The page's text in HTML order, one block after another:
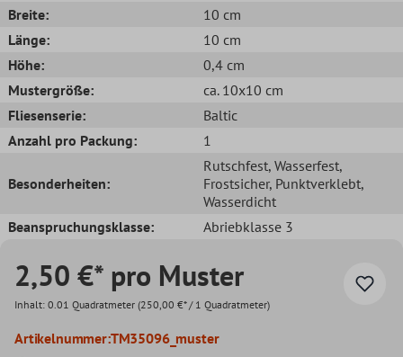
Breite:
10 cm
Länge:
10 cm
Höhe:
0,4 cm
Mustergröße:
ca. 10x10 cm
Fliesenserie:
Baltic
Anzahl pro Packung:
1
Besonderheiten:
Rutschfest, Wasserfest,
Frostsicher, Punktverklebt,
Wasserdicht
Beanspruchungsklasse:
Abriebklasse 3
2,50 €* pro Muster
Inhalt: 0.01 Quadratmeter (250,00 €* / 1 Quadratmeter)
Artikelnummer:TM35096_muster